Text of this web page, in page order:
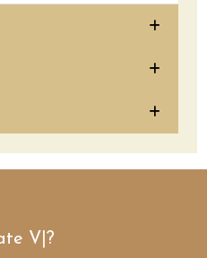
Vla|